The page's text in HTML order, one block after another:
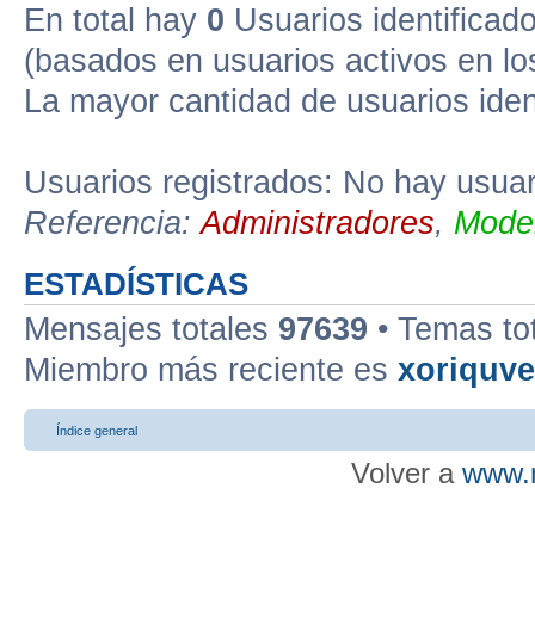
En total hay 0 Usuarios
(basados en usuarios activos en
La mayor cantidad de usuarios
Usuarios registrados: No hay
Referencia:Administradores,
ESTADÍSTICAS
Mensajes totales 97639 • Temas
Miembro más reciente es
Índice general
Volver a